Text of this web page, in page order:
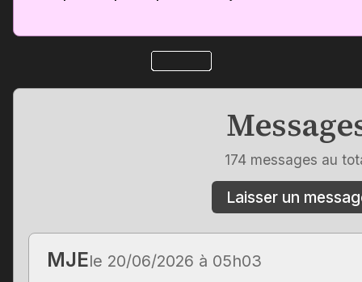
174 messages au
Laisser un
MJEle 20/06/2026 à 05h03